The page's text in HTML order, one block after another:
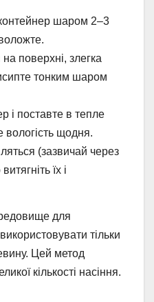
шаром 2–3
на поверхні, злегка
тонким шаром
і поставте в тепле
вологість щодня.
(зазвичай через
їх і
для
тільки
Цей метод
кількості насіння.